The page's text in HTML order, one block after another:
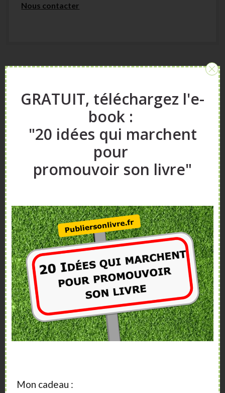
Nous contacter
Sidebar
Vous aimeriez vendre plus de livres ?
Vous souhaitez publier un livre ?
Nos articles, vidéos et formations vont vous
GRATUIT, téléchargez l'e-
book :
"20 idées qui marchent
pour
promouvoir son livre"
Mon cadeau :